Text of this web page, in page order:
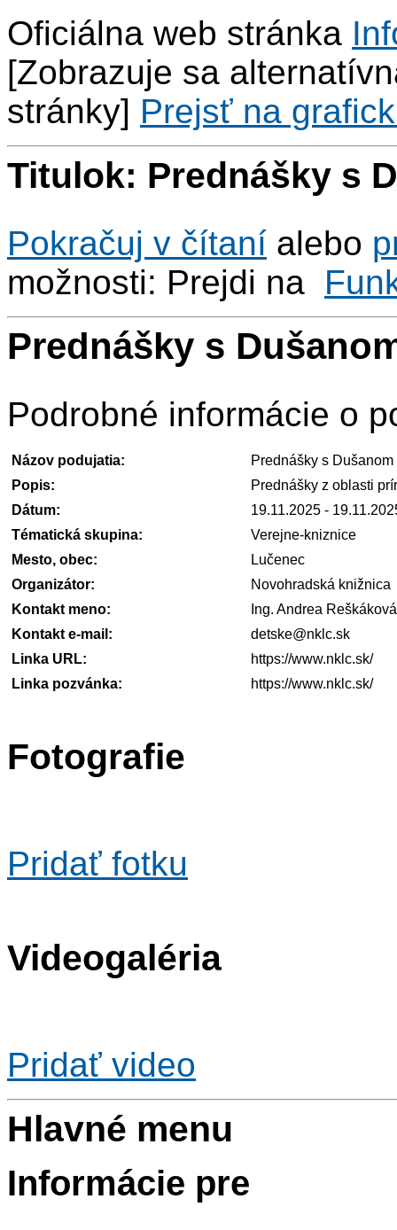
Oficiálna web stránka
[Zobrazuje sa
stránky] Prejsť na
Titulok: Prednášky s
Pokračuj v čítaní alebo
možnosti: Prejdi na
Prednášky s
Podrobné informácie o
Názov podujatia:
Prednášky s
Popis:
Prednášky z oblasti
Dátum:
19.11.2025 -
Tématická skupina:
Verejne-kniznice
Mesto, obec:
Lučenec
Organizátor:
Novohradská knižnica
Kontakt meno:
Ing. Andrea Reškáková
Kontakt e-mail:
detske@nklc.sk
Linka URL:
https://www.nklc.sk/
Linka pozvánka:
https://www.nklc.sk/
Fotografie
Pridať fotku
Videogaléria
Pridať video
Hlavné menu
Informácie pre